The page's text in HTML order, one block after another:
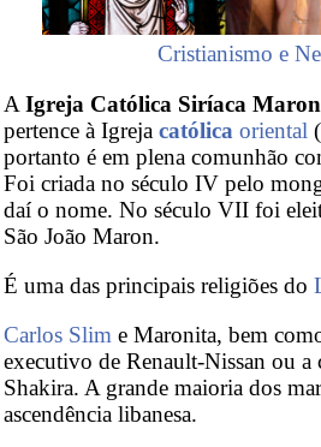
Cristianismo e
A Igreja Católica Siríaca
pertence à Igreja católica oriental
portanto é em plena comunhão
Foi criada no século IV pelo
daí o nome. No século VII foi
São João Maron.
É uma das principais religiões do
Carlos Slim e Maronita, bem
executivo de Renault-Nissan ou a
Shakira. A grande maioria dos
ascendência libanesa.